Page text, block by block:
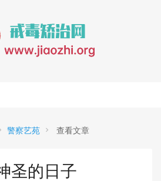
警察艺苑 查看文章
圣的日子